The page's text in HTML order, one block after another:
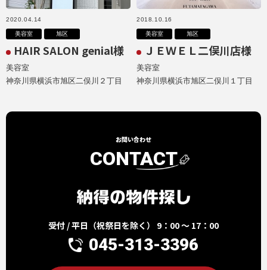
2020.04.14
美容室 旭区
HAIR SALON genial様
美容室
神奈川県横浜市旭区二俣川２丁目
2018.10.16
美容室 旭区
ＪＥＷＥＬ二俣川店様
美容室
神奈川県横浜市旭区二俣川１丁目
お問い合わせ
CONTACT
受付 / 平日（祝祭日を除く） 9：00 ～ 17：00
045-313-3396